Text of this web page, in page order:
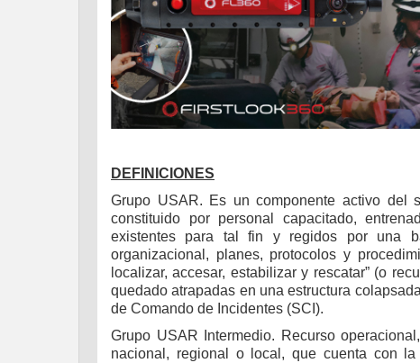
DEFINICIONES
Grupo USAR. Es un componente activo del
constituido por personal capacitado,
existentes para tal fin y regidos por una
organizacional, planes, protocolos y
localizar, accesar, estabilizar y rescatar” (o
quedado atrapadas en una estructura
de Comando de Incidentes (SCI).
Grupo USAR Intermedio. Recurso
nacional, regional o local, que cuenta con